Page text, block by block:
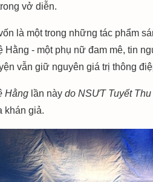
vở diễn.
là một trong những tác phẩm
Hằng - một phụ nữ đam mê, tin
vẫn giữ nguyên giá trị thông
Hằng lần này do NSƯT Tuyết Thu
khán giả.